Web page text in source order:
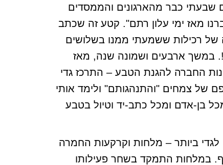
שבעתי כבר מהארגונים והממסדים
מאז ימי עלון רתם". קטע זה שכתב
של רכילות ששמעתי ממנו בשלושים
במשך ארבעים ושמונה שנה, מאז
החברה להגנת הטבע – התרכז גדי
של צמחים "והתנהגותם" ולימד אותי
בן-אדם ומכל כתב-יד וטיול בטבע
לגדי ביותר – מלחות וקרקעות החמרה
במלחות התמקד בשחר פעילותו